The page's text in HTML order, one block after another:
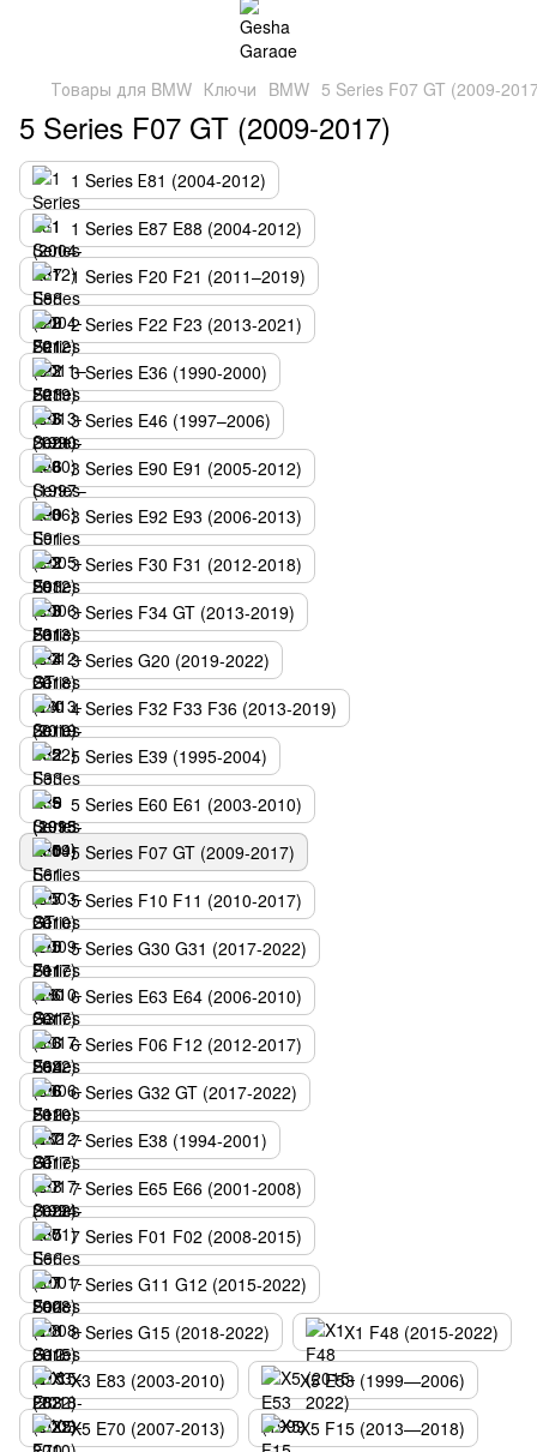
Товары для BMW Ключи BMW 5 Series F07 GT (2009-
5 Series F07 GT (2009-2017)
1 Series Е81 (2004-2012)
1 Series E87 E88 (2004-2012)
1 Series F20 F21 (2011–2019)
2 Series F22 F23 (2013-2021)
3 Series E36 (1990-2000)
3 Series E46 (1997–2006)
3 Series E90 E91 (2005-2012)
3 Series E92 E93 (2006-2013)
3 Series F30 F31 (2012-2018)
3 Series F34 GT (2013-2019)
3 Series G20 (2019-2022)
4 Series F32 F33 F36 (2013-2019)
5 Series E39 (1995-2004)
5 Series E60 E61 (2003-2010)
5 Series F07 GT (2009-2017)
5 Series F10 F11 (2010-2017)
5 Series G30 G31 (2017-2022)
6 Series E63 E64 (2006-2010)
6 Series F06 F12 (2012-2017)
6 Series G32 GT (2017-2022)
7 Series E38 (1994-2001)
7 Series E65 E66 (2001-2008)
7 Series F01 F02 (2008-2015)
7 Series G11 G12 (2015-2022)
8 Series G15 (2018-2022)
X1 F48 (2015-2022)
X3 E83 (2003-2010)
X5 E53 (1999—2006)
X5 E70 (2007-2013)
X5 F15 (2013—2018)